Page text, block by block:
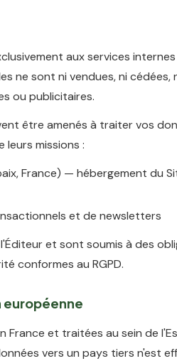
aux services
ne sont ni vendues, ni cédées,
ou publicitaires.
être amenés à traiter vos
missions :
France) — hébergement du
et de newsletters
et sont soumis à des
conformes au RGPD.
européenne
France et traitées au sein de
vers un pays tiers n'est